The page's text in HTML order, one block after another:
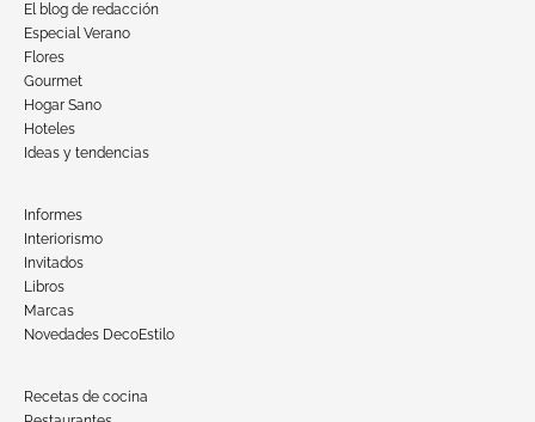
El blog de redacción
Especial Verano
Flores
Gourmet
Hogar Sano
Hoteles
Ideas y tendencias
Informes
Interiorismo
Invitados
Libros
Marcas
Novedades DecoEstilo
Recetas de cocina